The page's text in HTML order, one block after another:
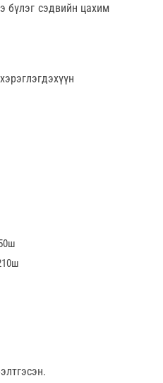
бүлэг сэдвийн цахим